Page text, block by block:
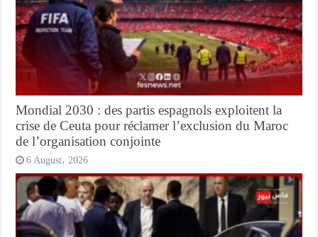
Mondial 2030 : des partis espagnols exploitent la
crise de Ceuta pour réclamer l’exclusion du Maroc
de l’organisation conjointe
6 August، 2026